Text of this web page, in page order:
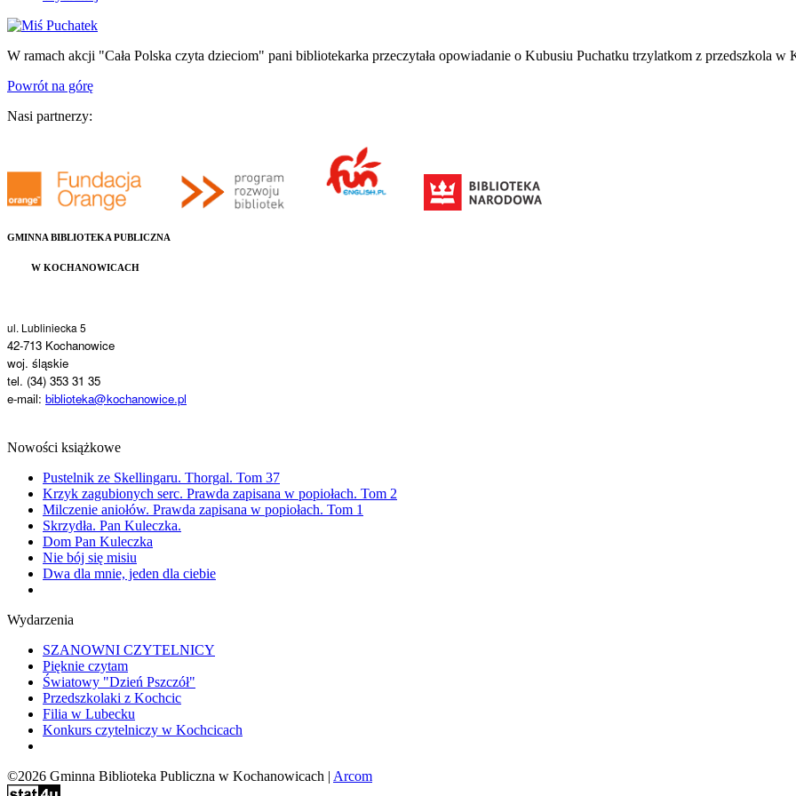
W ramach akcji "Cała Polska czyta dzieciom" pani bibliotekarka przeczytała opowiadanie o Kubusiu Puchatku trzylatkom z przedszkola w
Powrót na górę
Nasi partnerzy:
GMINNA BIBLIOTEKA PUBLICZNA
W KOCHANOWICACH
ul. Lubliniecka 5
42-713 Kochanowice
woj. śląskie
tel. (34) 353 31 35
e-mail: biblioteka@kochanowice.pl
Nowości książkowe
Pustelnik ze Skellingaru. Thorgal. Tom 37
Krzyk zagubionych serc. Prawda zapisana w popiołach. Tom 2
Milczenie aniołów. Prawda zapisana w popiołach. Tom 1
Skrzydła. Pan Kuleczka.
Dom Pan Kuleczka
Nie bój się misiu
Dwa dla mnie, jeden dla ciebie
Wydarzenia
SZANOWNI CZYTELNICY
Pięknie czytam
Światowy "Dzień Pszczół"
Przedszkolaki z Kochcic
Filia w Lubecku
Konkurs czytelniczy w Kochcicach
©2026 Gminna Biblioteka Publiczna w Kochanowicach | Arcom